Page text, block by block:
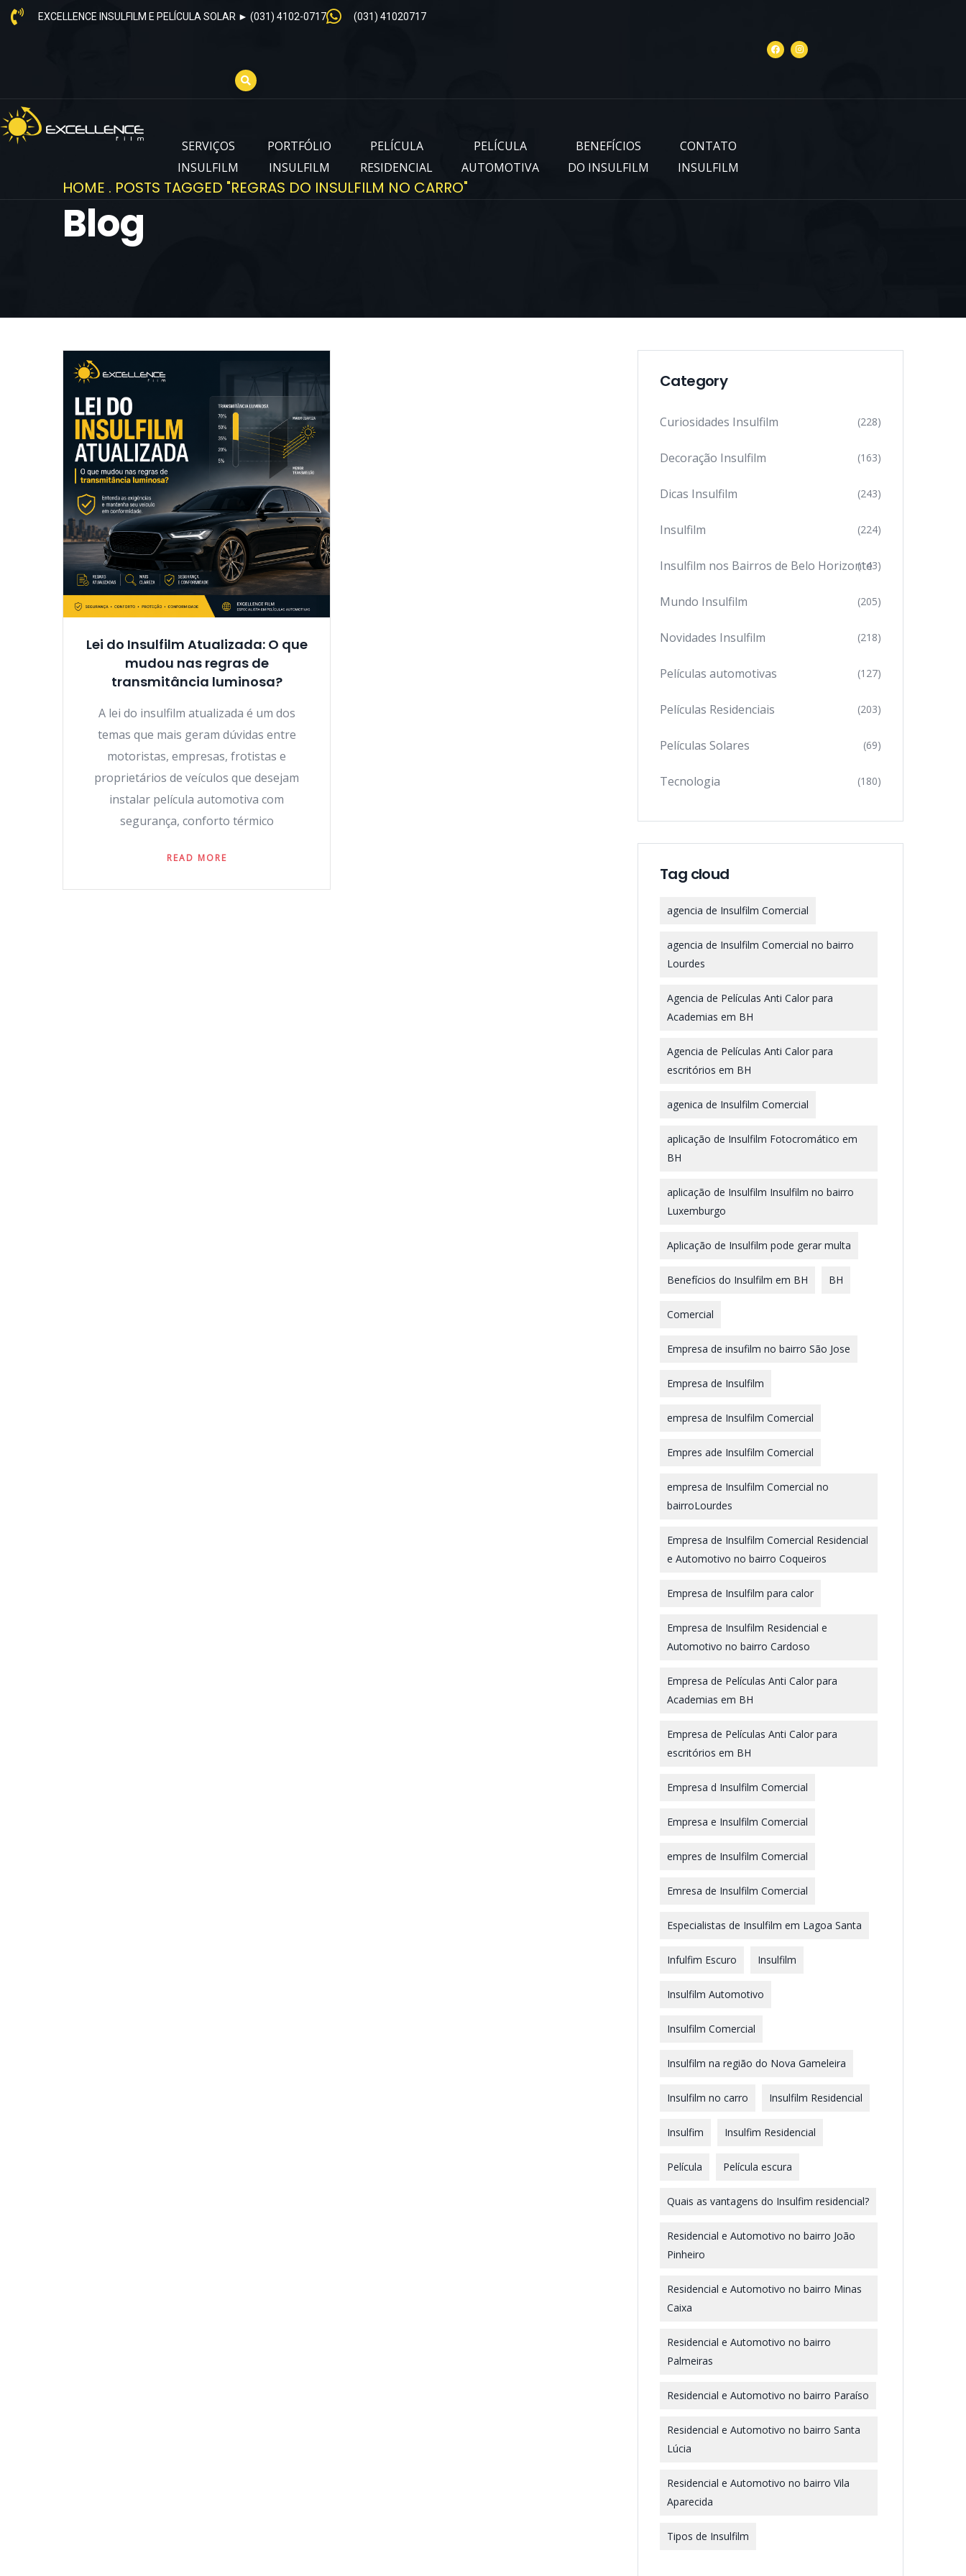
EXCELLENCE INSULFILM E PELÍCULA SOLAR ► (031) 4102-0717 (031) 41020717
SERVIÇOS
INSULFILM
PORTFÓLIO
INSULFILM
PELÍCULA
RESIDENCIAL
PELÍCULA
AUTOMOTIVA
BENEFÍCIOS
DO INSULFILM
CONTATO
INSULFILM
HOME . POSTS TAGGED "REGRAS DO INSULFILM NO CARRO"
Blog
Lei do Insulfilm Atualizada: O que
mudou nas regras de
transmitância luminosa?
A lei do insulfilm atualizada é um dos
temas que mais geram dúvidas entre
motoristas, empresas, frotistas e
proprietários de veículos que desejam
instalar película automotiva com
segurança, conforto térmico
READ MORE
Category
Curiosidades Insulfilm (228)
Decoração Insulfilm (163)
Dicas Insulfilm (243)
Insulfilm (224)
Insulfilm nos Bairros de Belo Horizonte
(143)
Mundo Insulfilm (205)
Novidades Insulfilm (218)
Películas automotivas (127)
Películas Residenciais (203)
Películas Solares (69)
Tecnologia (180)
Tag cloud
agencia de Insulfilm Comercial
agencia de Insulfilm Comercial no bairro
Lourdes
Agencia de Películas Anti Calor para
Academias em BH
Agencia de Películas Anti Calor para
escritórios em BH
agenica de Insulfilm Comercial
aplicação de Insulfilm Fotocromático em
BH
aplicação de Insulfilm Insulfilm no bairro
Luxemburgo
Aplicação de Insulfilm pode gerar multa
Benefícios do Insulfilm em BH BH
Comercial
Empresa de insufilm no bairro São Jose
Empresa de Insulfilm
empresa de Insulfilm Comercial
Empres ade Insulfilm Comercial
empresa de Insulfilm Comercial no
bairroLourdes
Empresa de Insulfilm Comercial Residencial
e Automotivo no bairro Coqueiros
Empresa de Insulfilm para calor
Empresa de Insulfilm Residencial e
Automotivo no bairro Cardoso
Empresa de Películas Anti Calor para
Academias em BH
Empresa de Películas Anti Calor para
escritórios em BH
Empresa d Insulfilm Comercial
Empresa e Insulfilm Comercial
empres de Insulfilm Comercial
Emresa de Insulfilm Comercial
Especialistas de Insulfilm em Lagoa Santa
Infulfim Escuro Insulfilm
Insulfilm Automotivo
Insulfilm Comercial
Insulfilm na região do Nova Gameleira
Insulfilm no carro Insulfilm Residencial
Insulfim Insulfim Residencial
Película Película escura
Quais as vantagens do Insulfim residencial?
Residencial e Automotivo no bairro João
Pinheiro
Residencial e Automotivo no bairro Minas
Caixa
Residencial e Automotivo no bairro
Palmeiras
Residencial e Automotivo no bairro Paraíso
Residencial e Automotivo no bairro Santa
Lúcia
Residencial e Automotivo no bairro Vila
Aparecida
Tipos de Insulfilm